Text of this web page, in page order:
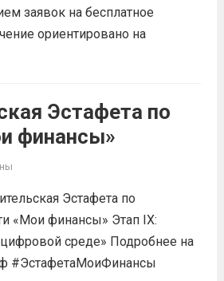
заявок на бесплатное
ориентировано на
Эстафета по
финансы»
Эстафета по
«Мои финансы» Этап IX:
среде» Подробнее на
#ЭстафетаМоиФинансы